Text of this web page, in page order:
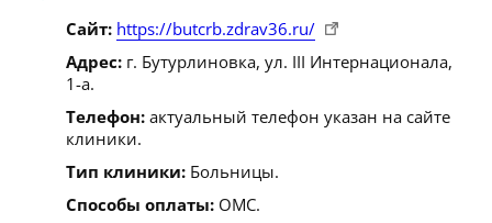
Сайт: https://butcrb.zdrav36.ru/
Адрес: г. Бутурлиновка, ул. III Интернационала,
1-а.
Телефон: актуальный телефон указан на сайте
клиники.
Тип клиники: Больницы.
Способы оплаты: ОМС.